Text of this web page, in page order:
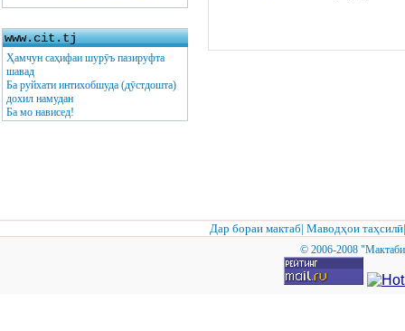
www.cit.tj
Ҳамчун саҳифаи шурӯъ пазируфта
шавад
Ба руйхати интихобшуда (дӯстдошта)
дохил намудан
Ба мо нависед!
Дар бораи мактаб| Маводҳои таҳсилӣ
© 2006-2008 "Мактаби